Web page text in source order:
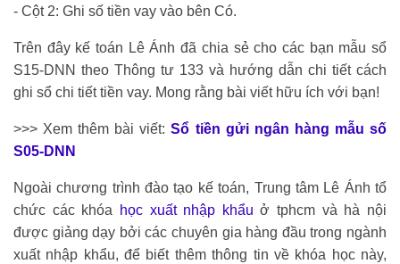
- Cột 2: Ghi số tiền vay vào bên Có.
Trên đây kế toán Lê Ánh đã chia sẻ cho các bạn mẫu sổ
S15-DNN theo Thông tư 133 và hướng dẫn chi tiết cách
ghi sổ chi tiết tiền vay. Mong rằng bài viết hữu ích với bạn!
>>> Xem thêm bài viết:Sổ tiền gửi ngân hàng mẫu số
S05-DNN
Ngoài chương trình đào tạo kế toán, Trung tâm Lê Ánh tổ
chức các khóa
học xuất nhập khẩu ở tphcm và hà nội
được giảng dạy bởi các chuyên gia hàng đầu trong ngành
xuất nhập khẩu, để biết thêm thông tin về khóa học này,